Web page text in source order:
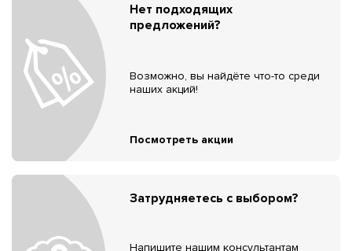
Нет подходящих
предложений?
Возможно, вы найдёте что-то среди
наших акций!
Посмотреть акции
Затрудняетесь с выбором?
Напишите нашим консультантам